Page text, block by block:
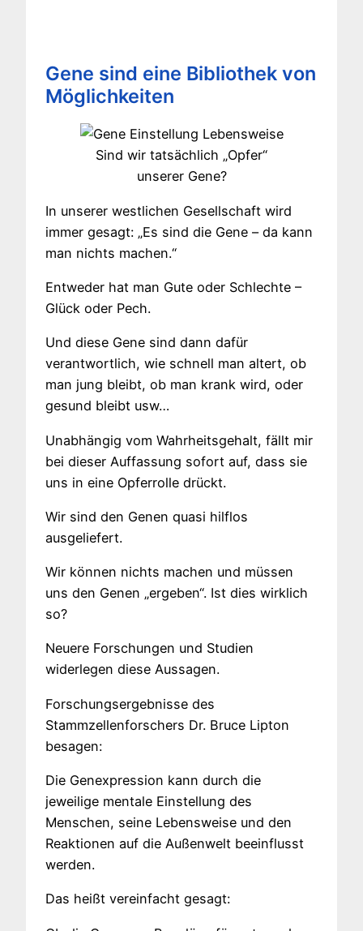
Gene sind eine Bibliothek von
Möglichkeiten
Sind wir tatsächlich „Opfer“
unserer Gene?
In unserer westlichen Gesellschaft wird
immer gesagt: „Es sind die Gene – da kann
man nichts machen.“
Entweder hat man Gute oder Schlechte –
Glück oder Pech.
Und diese Gene sind dann dafür
verantwortlich, wie schnell man altert, ob
man jung bleibt, ob man krank wird, oder
gesund bleibt usw…
Unabhängig vom Wahrheitsgehalt, fällt mir
bei dieser Auffassung sofort auf, dass sie
uns in eine Opferrolle drückt.
Wir sind den Genen quasi hilflos
ausgeliefert.
Wir können nichts machen und müssen
uns den Genen „ergeben“. Ist dies wirklich
so?
Neuere Forschungen und Studien
widerlegen diese Aussagen.
Forschungsergebnisse des
Stammzellenforschers Dr. Bruce Lipton
besagen:
Die Genexpression kann durch die
jeweilige mentale Einstellung des
Menschen, seine Lebensweise und den
Reaktionen auf die Außenwelt beeinflusst
werden.
Das heißt vereinfacht gesagt: